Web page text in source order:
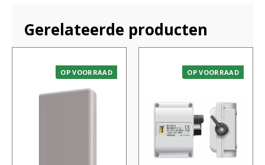
Gerelateerde producten
OP VOORRAAD OP VOORRAAD